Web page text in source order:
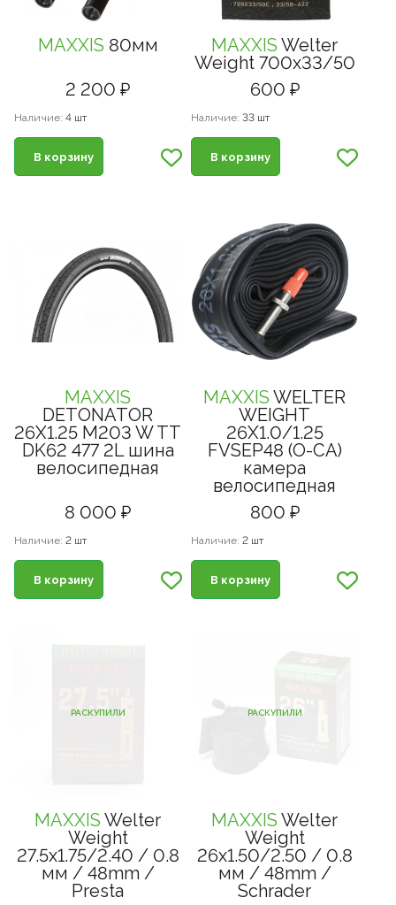
MAXXIS 80мм
2 200 ₽
Наличие: 4 шт
В корзину
MAXXIS Welter
Weight 700x33/50
600 ₽
Наличие: 33 шт
В корзину
MAXXIS
DETONATOR
26X1.25 M203 W TT
DK62 477 2L шина
велосипедная
8 000 ₽
Наличие: 2 шт
В корзину
MAXXIS WELTER
WEIGHT
26X1.0/1.25
FVSEP48 (O-CA)
камера
велосипедная
800 ₽
Наличие: 2 шт
В корзину
РАСКУПИЛИ
MAXXIS Welter
Weight
27.5x1.75/2.40 / 0.8
мм / 48mm /
Presta
РАСКУПИЛИ
MAXXIS Welter
Weight
26x1.50/2.50 / 0.8
мм / 48mm /
Schrader